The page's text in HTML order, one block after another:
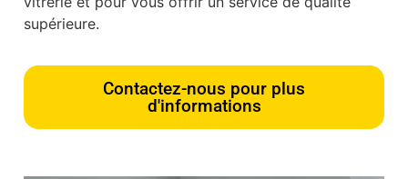
supérieure.
Contactez-nous pour plus
d'informations